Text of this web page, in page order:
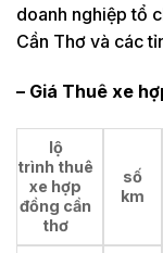
doanh nghiệp tổ
Cần Thơ và các
– Giá Thuê xe
lộ
trình thuê
xe hợp
đồng cần
thơ
số
km